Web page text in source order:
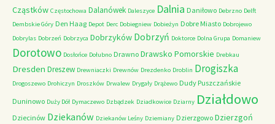
Cząstków Częstochowa Dalanówek Daleszyce Dalnia Daniłowo Debrzno Delft
Dembskie Góry Den Haag Depot Derc Dobiegniew Dobieżyn Dobre Miasto Dobrojewo
Dobrylas Dobrzeń Dobrzyca Dobrzyków Dobrzyń Doktorce Dolna Grupa Domaniew
Dorotowo Dosłońce Dołubno Drawno Drawsko Pomorskie Drebkau
Dresden Dreszew Drewniaczki Drewnów Drezdenko Droblin Drogiszka
Drogoszewo Drohiczyn Droszków Drwalew Drygały Drążewo Dudy Puszczańskie
Duninowo Duży Dół Dymaczewo Dzbądzek Dziadkowice Dziarny Działdowo
Dziecinów Dziekanów Dziekanów Leśny Dziemiany Dzierzgowo Dzierzgoń